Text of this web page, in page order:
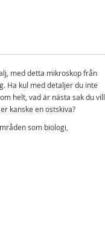
med detta mikroskop från
Ha kul med detaljer du inte
helt, vad är nästa sak du vill
kanske en ostskiva?
som biologi,